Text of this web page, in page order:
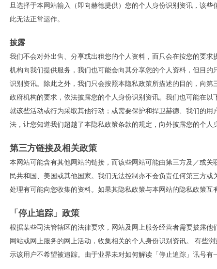
旦选择于本网站输入（即向赫德提供）您的个人身份识别资讯，该
此无法正常运作。
披露
我们不会对外出售、分享或出租您的个人资料，而只会在按您的要
机构向我们提供服务，我们也可能会向其分享您的个人资料，但目
识别资讯。除此之外，我们只会按照本隐私政策所描述的目的，向
政府机构的要求，依法披露您的个人身份识别资讯。我们也可能在
就该些活动或行为采取其他行动；或需要保护和捍卫赫德、我们的
法，让您知道我们超越了本隐私政策条款的规定，向外披露您的个人
第三方链接及相关政策
本网站可能含有其他网站的链接，而该些网站可能由第三方及／或
民共和国、美国或其他国家。我们无法控制亦不会负责任何第三方
处理有可能向您收集的资料。如果其隐私政策与本网站的隐私政策互
「停止追踪」政策
根据某些司法管辖区的法律要求，网站及网上服务经营者需要披露
网站或网上服务的网上活动，收集相关的个人身份识别资讯。 有些
示该用户不希望被追踪。由于业界未对如何解读「停止追踪」讯号